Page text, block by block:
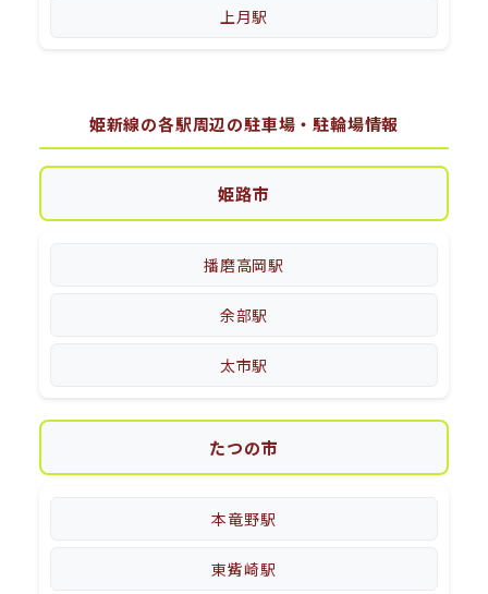
上月駅
姫新線の各駅周辺の駐車場・駐輪場情報
姫路市
播磨高岡駅
余部駅
太市駅
たつの市
本竜野駅
東觜崎駅